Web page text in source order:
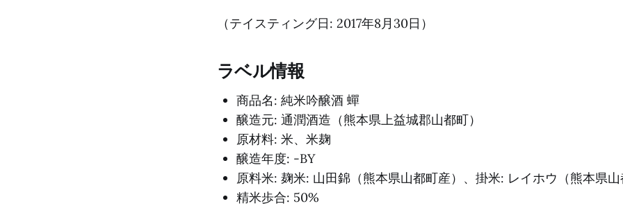
（テイスティング日: 2017年8月30日）
ラベル情報
商品名: 純米吟醸酒 蟬
醸造元: 通潤酒造（熊本県上益城郡山都町）
原材料: 米、米麹
醸造年度: -BY
原料米: 麹米: 山田錦（熊本県山都町産）、掛米: レイホウ（熊本県山
精米歩合: 50%